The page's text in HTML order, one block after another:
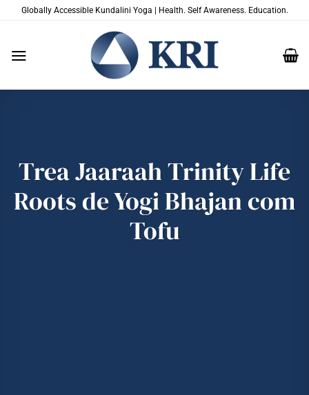
Globally Accessible Kundalini Yoga | Health. Self Awareness. Education.
Trea Jaaraah Trinity Life
Roots de Yogi Bhajan com
Tofu